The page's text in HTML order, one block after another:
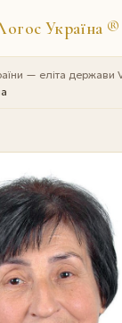
Україна ®
— еліта держави